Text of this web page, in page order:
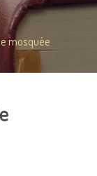
mosquée